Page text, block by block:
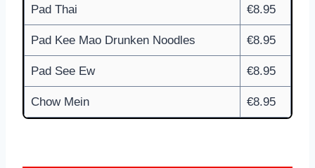
Pad Thai €8.95
Pad Kee Mao Drunken Noodles €8.95
Pad See Ew €8.95
Chow Mein €8.95